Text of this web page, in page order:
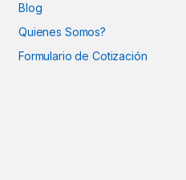
Blog
Quienes Somos?
Formulario de Cotización